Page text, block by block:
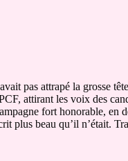
pas attrapé la grosse
attirant les voix des
fort honorable, en
plus beau qu’il n’était.